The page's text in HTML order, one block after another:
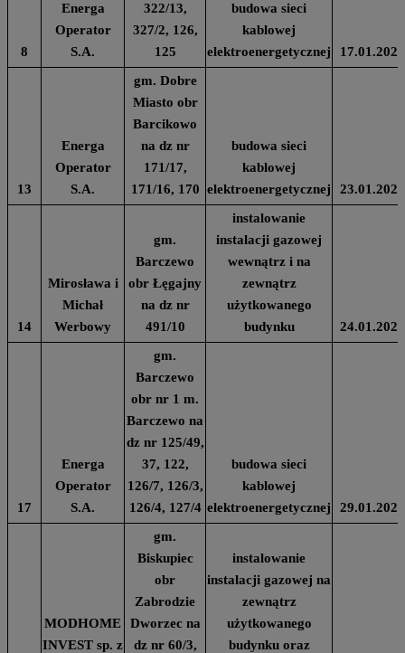
8
Energa
Operator
S.A.
322/13,
327/2, 126,
125
budowa sieci
kablowej
elektroenergetycznej
17.01.2024
13
Energa
Operator
S.A.
gm. Dobre
Miasto obr
Barcikowo
na dz nr
171/17,
171/16, 170
budowa sieci
kablowej
elektroenergetycznej
23.01.2024
14
Mirosława i
Michał
Werbowy
gm.
Barczewo
obr Łęgajny
na dz nr
491/10
instalowanie
instalacji gazowej
wewnątrz i na
zewnątrz
użytkowanego
budynku
24.01.2024
17
Energa
Operator
S.A.
gm.
Barczewo
obr nr 1 m.
Barczewo na
dz nr 125/49,
37, 122,
126/7, 126/3,
126/4, 127/4
budowa sieci
kablowej
elektroenergetycznej
29.01.2024
MODHOME
INVEST sp. z
gm.
Biskupiec
obr
Zabrodzie
Dworzec na
dz nr 60/3,
instalowanie
instalacji gazowej na
zewnątrz
użytkowanego
budynku oraz